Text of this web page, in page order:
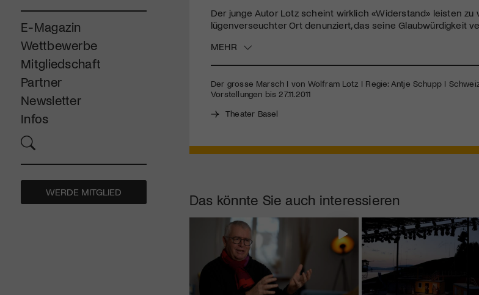
E-Magazin
Wettbewerbe
Mitgliedschaft
Partner
Newsletter
Infos
WERDE MITGLIED
Der junge Autor Lotz scheint wirklich «Widerstand» leisten zu
lügenverseuchter Ort denunziert, das seine Glaubwürdigkeit
MEHR
Der grosse Marsch I von Wolfram Lotz I Regie: Antje Schupp I
Vorstellungen bis 27.11.2011
Theater Basel
Das könnte Sie auch interessieren